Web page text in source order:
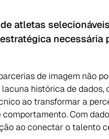
atletas
necessária
de imagem não
histórica de dados,
ao transformar a
Com
ao conectar o talento